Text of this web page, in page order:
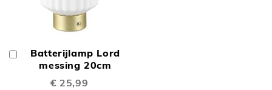
Batterijlamp Lord
messing 20cm
€ 25,99
Winkelwagen